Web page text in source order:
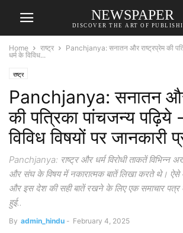
NEWSPAPER
DISCOVER THE ART OF
Home राष्ट्र
Panchjanya: सनातन और राष्ट्रप्रेम की
धर्म के विविध...
राष्ट्र
Panchjanya: सनातन और
की पत्रिका पांचजन्य पढ़िये
विविध विषयों पर जानकारी
Panchjanya: राष्ट्र और धर्म विरोधी ताकतें विभिन्न
और संघ के विषय में नकारात्मक बातें लिखा करते थे। ऐसे
और इस देश की सही बातें रखने के लिए एक समाचार
हुई..
By admin_hindu - February 4, 2025